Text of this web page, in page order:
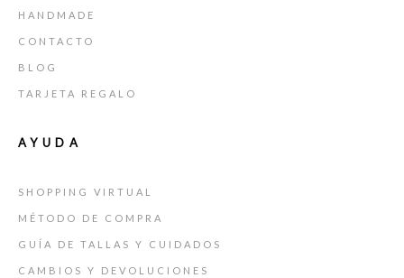
HANDMADE
CONTACTO
BLOG
TARJETA REGALO
AYUDA
SHOPPING VIRTUAL
MÉTODO DE COMPRA
GUÍA DE TALLAS Y CUIDADOS
CAMBIOS Y DEVOLUCIONES